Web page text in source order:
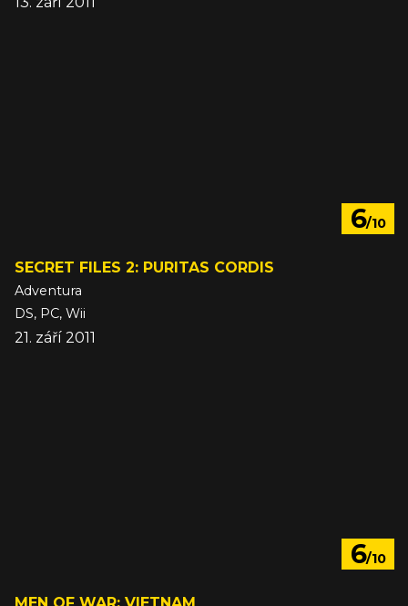
6/10
SECRET FILES 2: PURITAS CORDIS
Adventura
DS, PC, Wii
21. září 2011
6/10